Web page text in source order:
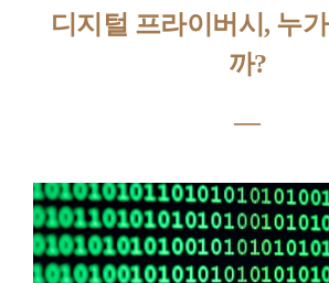
디지털 프라이버시, 누
까?
―